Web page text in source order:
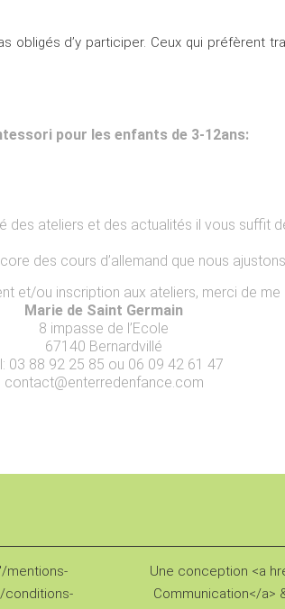
d’y participer. Ceux qui préfèrent
pour les enfants de 3-12ans:
des ateliers et des actualités il vous suffit
des cours d’allemand que nous
et/ou inscription aux ateliers, merci de
Marie de Saint Germain
8 impasse de l’Ecole
67140 Bernardvillé
03 88 92 25 85 ou 06 09 42 61 47
contact@enterredenfance.com
mentions-
conditions-
Une conception <a
Communication</a>